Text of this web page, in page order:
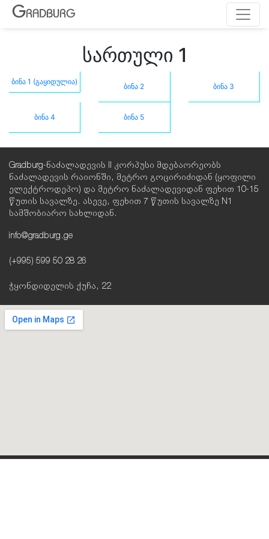
GRADBURG
სართული 1
ბინა 1 (გაყიდულია)
ბინა 2 ბინა 3
ბინა 4 ბინა 5
Gradburg-ნაძალადევის II კორპუსი მდებაორეობს
ნაძალადევის რაიონში, მეტრო გოცირიძიდან (ყოფილი
ელექტროდეპო) და მეტრო ნაძალადევიდან ფეხით 10-15
წუთის სავალზე. ასევე, ფეხით 7 წუთის სავალზე N1
სამშობიარო სახლიდან.
info@gradburg.ge
(+995) 599 50 28 26
ჭყონდიდელის ქუჩა, 22